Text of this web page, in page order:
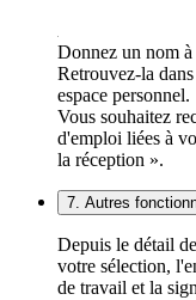
Donnez un nom
Retrouvez-la
espace personnel.
Vous souhaitez
d'emploi liées à
la réception ».
7. Autres
Depuis le détail
votre sélection,
de travail et la